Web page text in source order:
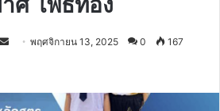
Sendพฤศจิกายน 13, 2025 0 167